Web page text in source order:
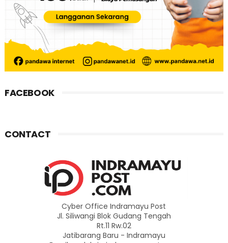
FACEBOOK
CONTACT
Cyber Office Indramayu Post
Jl. Siliwangi Blok Gudang Tengah
Rt.11 Rw.02
Jatibarang Baru - Indramayu